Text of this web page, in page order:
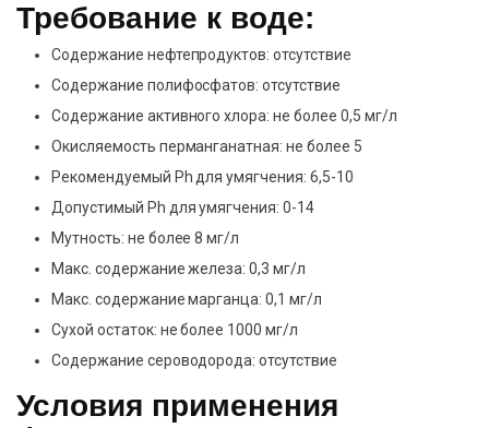
Требование к воде:
Содержание нефтепродуктов: отсутствие
Содержание полифосфатов: отсутствие
Содержание активного хлора: не более 0,5 мг/л
Окисляемость перманганатная: не более 5
Рекомендуемый Ph для умягчения: 6,5-10
Допустимый Ph для умягчения: 0-14
Мутность: не более 8 мг/л
Макс. содержание железа: 0,3 мг/л
Макс. содержание марганца: 0,1 мг/л
Сухой остаток: не более 1000 мг/л
Содержание сероводорода: отсутствие
Условия применения